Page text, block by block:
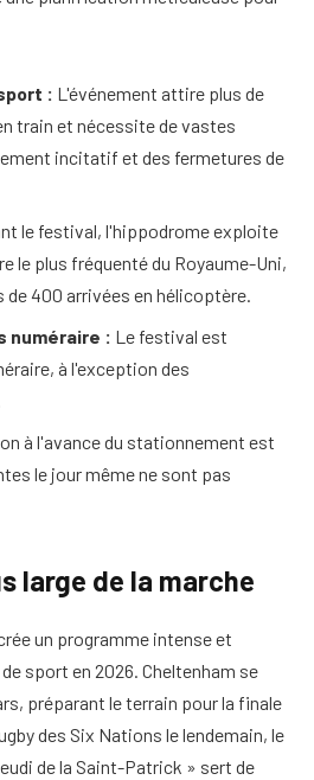
: L'événement attire plus de
train et nécessite de vastes
incitatif et des fermetures de
le festival, l'hippodrome exploite
le plus fréquenté du Royaume-Uni,
de 400 arrivées en hélicoptère.
numéraire : Le festival est
à l'exception des
à l'avance du stationnement est
le jour même ne sont pas
large de la marche
un programme intense et
sport en 2026. Cheltenham se
préparant le terrain pour la finale
des Six Nations le lendemain, le
de la Saint-Patrick » sert de